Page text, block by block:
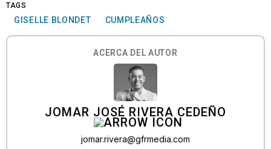
TAGS
GISELLE BLONDET CUMPLEAÑOS
ACERCA DEL AUTOR
JOMAR JOSÉ RIVERA CEDEÑO
jomar.rivera@gfrmedia.com